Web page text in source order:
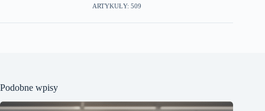
ARTYKUŁY: 509
Podobne wpisy